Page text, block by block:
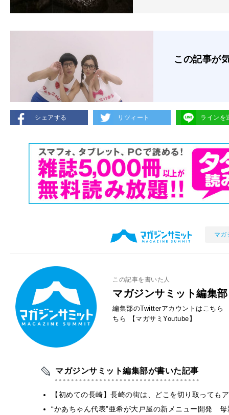
この記事が
シェアする リツィート ラインを
マガ
この記事を書いた人
マガジンサミット編集部
編集部のTwitterアカウントはこちら
ちら
【マガサミYoutube】
マガジンサミット編集部が書いた記事
【初めての長崎】長崎の街は、どこを切り取って
“かあちゃん代表”亜希が大戸屋の新メニュー開発